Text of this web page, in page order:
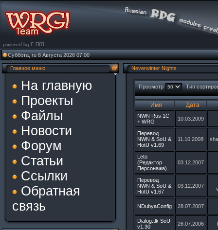
Суббота, ru 8 Августа 2026 07:00
Главное меню
На главную
Проекты
Файлы
Новости
Форум
Статьи
Ссылки
Обратная
связь
Neverwinter Nights
Просмотр Тип
Имя Дата
NWN Rus 1C
+ WRG
10.03.2009
Перевод
NWN & SoU &
HotU v1.69
11.10.2008
Leto
(Редактор
Персонажа)
03.12.2007
Перевод
NWN & SoU &
HotU v1.67
03.12.2007
NDubyaConfig 28.07.2007
Dialog.tlk SoU
v1.30
26.07.2006